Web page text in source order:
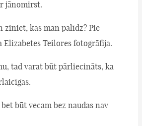
jānomirst.
ziniet, kas man palīdz? Pie
Teilores fotogrāfija.
tad varat būt pārliecināts, ka
būt vecam bez naudas nav